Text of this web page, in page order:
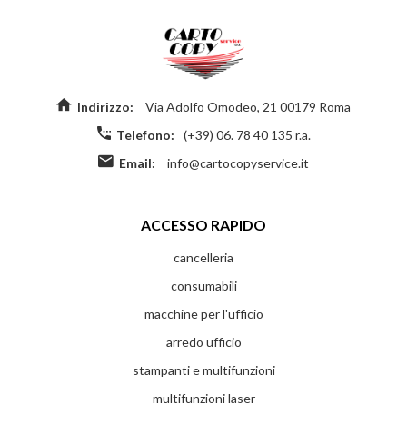
Indirizzo:
Via Adolfo Omodeo, 21 00179 Roma
Telefono:
(+39) 06. 78 40 135 r.a.
Email:
info@cartocopyservice.it
ACCESSO RAPIDO
cancelleria
consumabili
macchine per l'ufficio
arredo ufficio
stampanti e multifunzioni
multifunzioni laser